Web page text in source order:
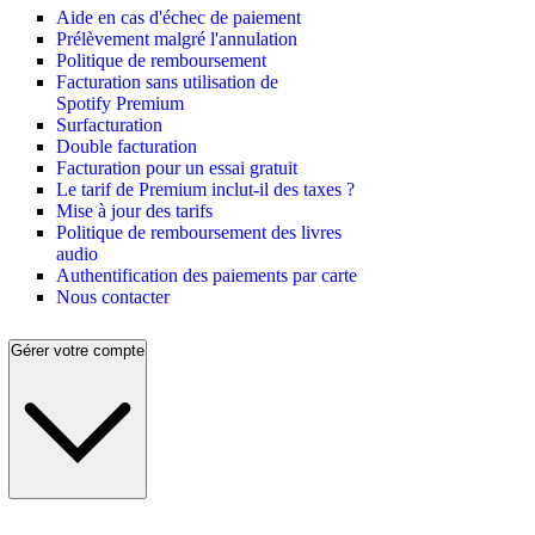
Aide en cas d'échec de paiement
Prélèvement malgré l'annulation
Politique de remboursement
Facturation sans utilisation de
Spotify Premium
Surfacturation
Double facturation
Facturation pour un essai gratuit
Le tarif de Premium inclut-il des taxes ?
Mise à jour des tarifs
Politique de remboursement des livres
audio
Authentification des paiements par carte
Nous contacter
Gérer votre compte